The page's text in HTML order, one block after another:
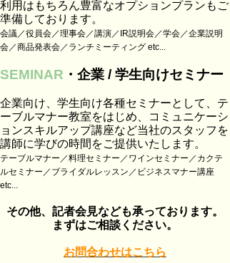
利用はもちろん豊富なオプションプランもご
準備しております。
会議／役員会／理事会／講演／IR説明会／学会／企業説明
会／商品発表会／ランチミーティング etc...
SEMINAR ・企業 / 学生向けセミナー
企業向け、学生向け各種セミナーとして、テ
ーブルマナー教室をはじめ、コミュニケーシ
ョンスキルアップ講座など当社のスタッフを
講師に学びの時間をご提供いたします。
テーブルマナー／料理セミナー／ワインセミナー／カクテ
ルセミナー／ブライダルレッスン／ビジネスマナー講座
etc...
その他、記者会見なども承っております。
まずはご相談ください。
お問合わせはこちら